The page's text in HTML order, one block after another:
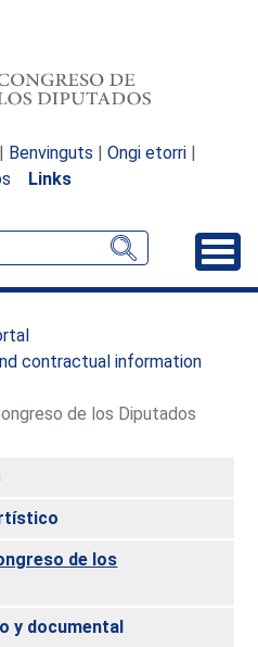
Benvinguts | Ongi etorri |
Links
contractual information
de los Diputados
de los
y documental